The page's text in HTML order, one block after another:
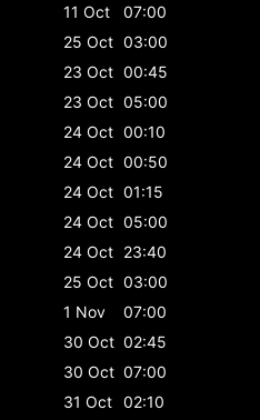
11 Oct
07:00
25 Oct 03:00
23 Oct 00:45
23 Oct 05:00
24 Oct 00:10
24 Oct 00:50
24 Oct 01:15
24 Oct 05:00
24 Oct 23:40
25 Oct 03:00
1 Nov
07:00
30 Oct 02:45
30 Oct 07:00
31 Oct 02:10